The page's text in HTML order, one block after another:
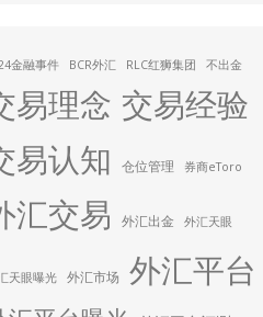
金融事件 BCR外汇 RLC红狮集团 不出金
易理念 交易经验
易认知
仓位管理 券商eToro
汇交易 外汇出金 外汇天眼
天眼曝光 外汇市场 外汇平台